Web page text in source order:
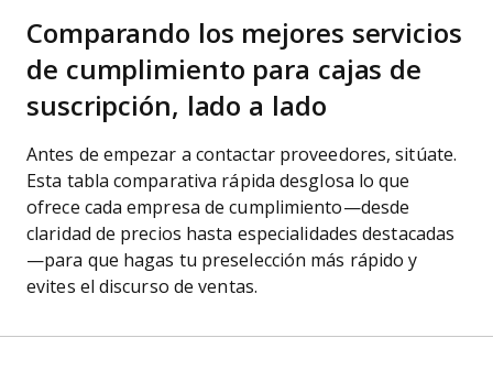
Comparando los mejores servicios
de cumplimiento para cajas de
suscripción, lado a lado
Antes de empezar a contactar proveedores, sitúate.
Esta tabla comparativa rápida desglosa lo que
ofrece cada empresa de cumplimiento—desde
claridad de precios hasta especialidades destacadas
—para que hagas tu preselección más rápido y
evites el discurso de ventas.